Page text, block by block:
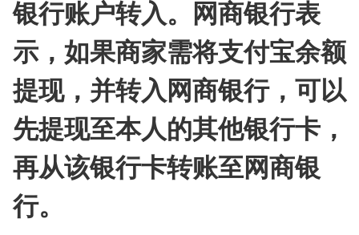
银行账户转入。网商银行表
示，如果商家需将支付宝余额
提现，并转入网商银行，可以
先提现至本人的其他银行卡，
再从该银行卡转账至网商银
行。